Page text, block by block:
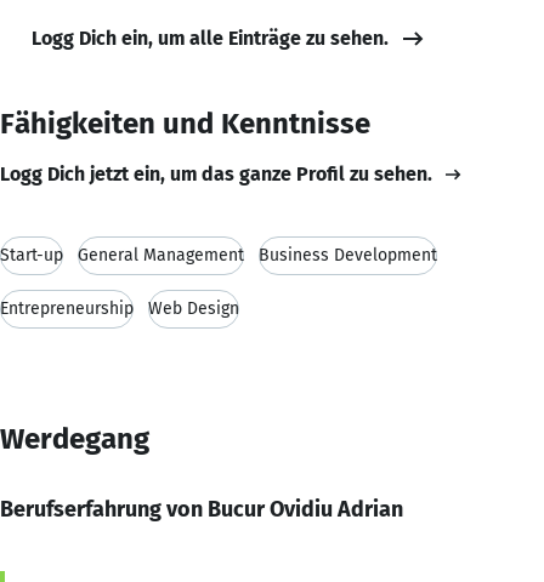
Logg Dich ein, um alle Einträge zu sehen.
Fähigkeiten und Kenntnisse
Logg Dich jetzt ein, um das ganze Profil zu sehen.
Start-up General Management Business Development
Entrepreneurship Web Design
Werdegang
Berufserfahrung von Bucur Ovidiu Adrian